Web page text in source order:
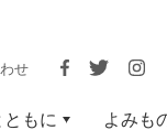
せ
ともに よみも